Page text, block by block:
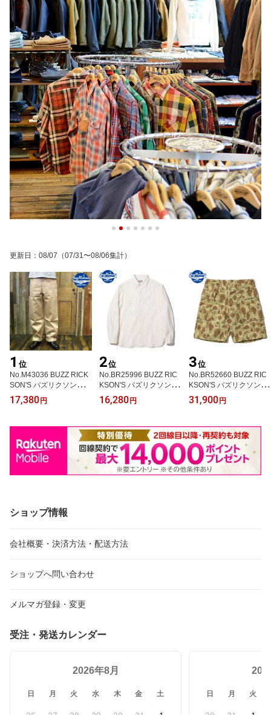
更新日 ： 08/07 （07/31〜08/06集計）
1 位
No.M43036 BUZZ RICK
SON'S バズリクソンズE
ARLY MILITARY CHINO
S “1942 MODEL”
17,380 円
2位
No.BR25996 BUZZ RIC
KSON'S バズリクソンズ
WHITE CHAMBRAY WO
RK SHIRT
16,280 円
3位
No.BR52660 BUZZ RIC
KSON'S バズリクソンズ
TROUSERS, HERRING
BONE TWILLCAMOUFL
31,900 円
ショップ情報
会社概要・決済方法・配送方法
ショップへ問い合わせ
メルマガ登録・変更
受注・発送カレンダー
2026年8月
日 月 火 水 木 金 土 日 月 火